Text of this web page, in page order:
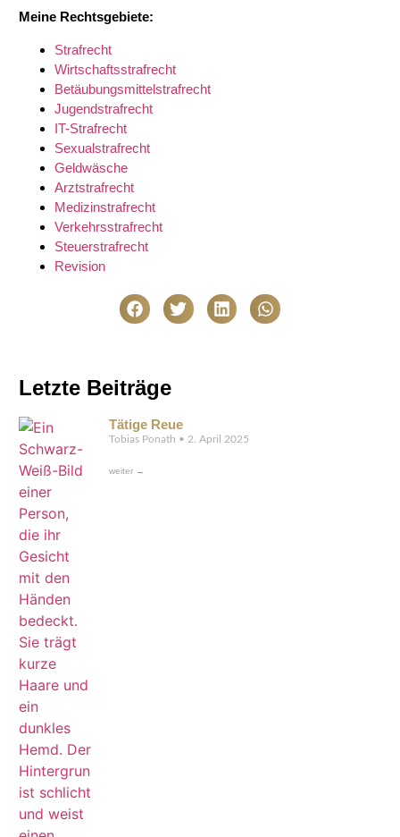
Meine Rechtsgebiete:
Strafrecht
Wirtschaftsstrafrecht
Betäubungsmittelstrafrecht
Jugendstrafrecht
IT-Strafrecht
Sexualstrafrecht
Geldwäsche
Arztstrafrecht
Medizinstrafrecht
Verkehrsstrafrecht
Steuerstrafrecht
Revision
Letzte Beiträge
Tätige Reue
Tobias Ponath 2. April 2025
weiter →